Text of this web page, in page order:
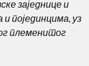
заједнице и
појединцима, уз
племенитог